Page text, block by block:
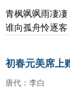
青枫飒飒雨凄凄
谁向孤舟怜逐客
初春元美席上
唐代 ： 李白